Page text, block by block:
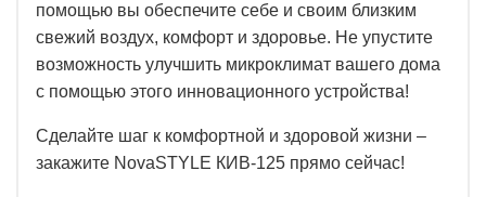
помощью вы обеспечите себе и своим близким
свежий воздух, комфорт и здоровье. Не упустите
возможность улучшить микроклимат вашего дома
с помощью этого инновационного устройства!
Сделайте шаг к комфортной и здоровой жизни –
закажите NovaSTYLE КИВ-125 прямо сейчас!